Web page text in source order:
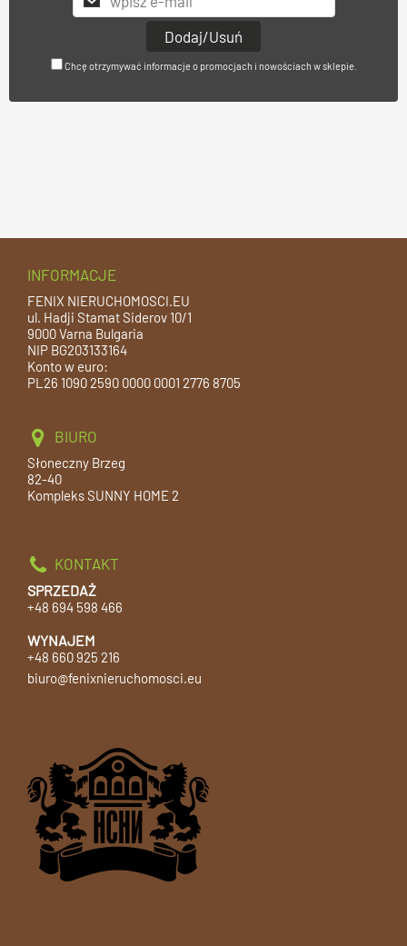
Chcę otrzymywać informacje o promocjach i nowościach w sklepie.
INFORMACJE
FENIX NIERUCHOMOSCI.EU
ul. Hadji Stamat Siderov 10/1
9000 Varna Bulgaria
NIP BG203133164
Konto w euro:
PL26 1090 2590 0000 0001 2776 8705
BIURO
Słoneczny Brzeg
82-40
Kompleks SUNNY HOME 2
KONTAKT
SPRZEDAŻ
+48 694 598 466
WYNAJEM
+48 660 925 216
biuro@fenixnieruchomosci.eu